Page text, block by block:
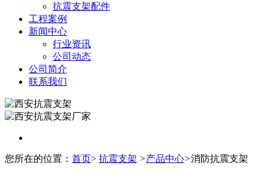
抗震支架配件
工程案例
新闻中心
行业资讯
公司动态
公司简介
联系我们
您所在的位置： 首页> 抗震支架 >产品中心>消防抗震支架